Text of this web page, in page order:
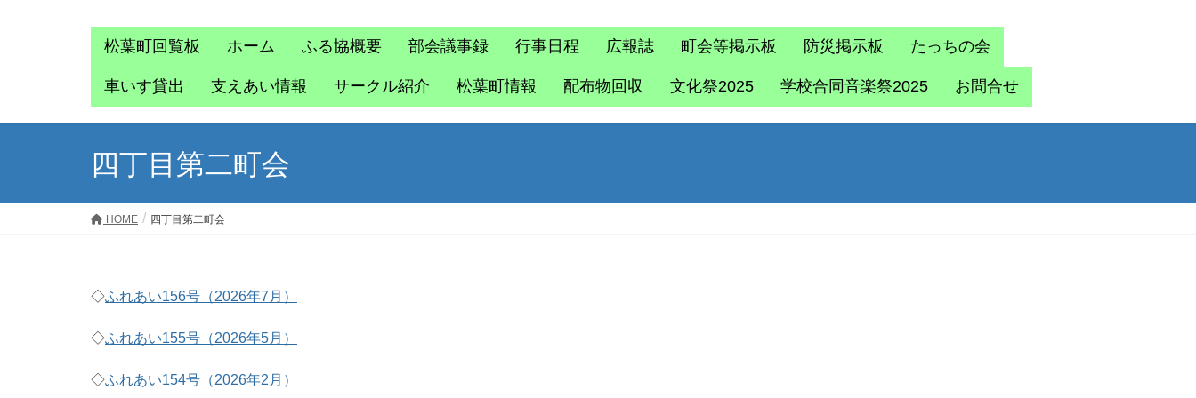
松葉町回覧板 ホーム ふる協概要 部会議事録 行事日程 広報誌 町会等掲示板 防災掲示板 たっちの会
車いす貸出 支えあい情報 サークル紹介 松葉町情報 配布物回収 文化祭2025 学校合同音楽祭2025 お問合せ
四丁目第二町会
HOME 四丁目第二町会
◇ふれあい156号（2026年7月）
◇ふれあい155号（2026年5月）
◇ふれあい154号（2026年2月）